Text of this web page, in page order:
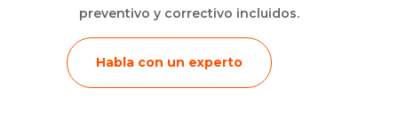
preventivo y correctivo incluidos.
Habla con un experto